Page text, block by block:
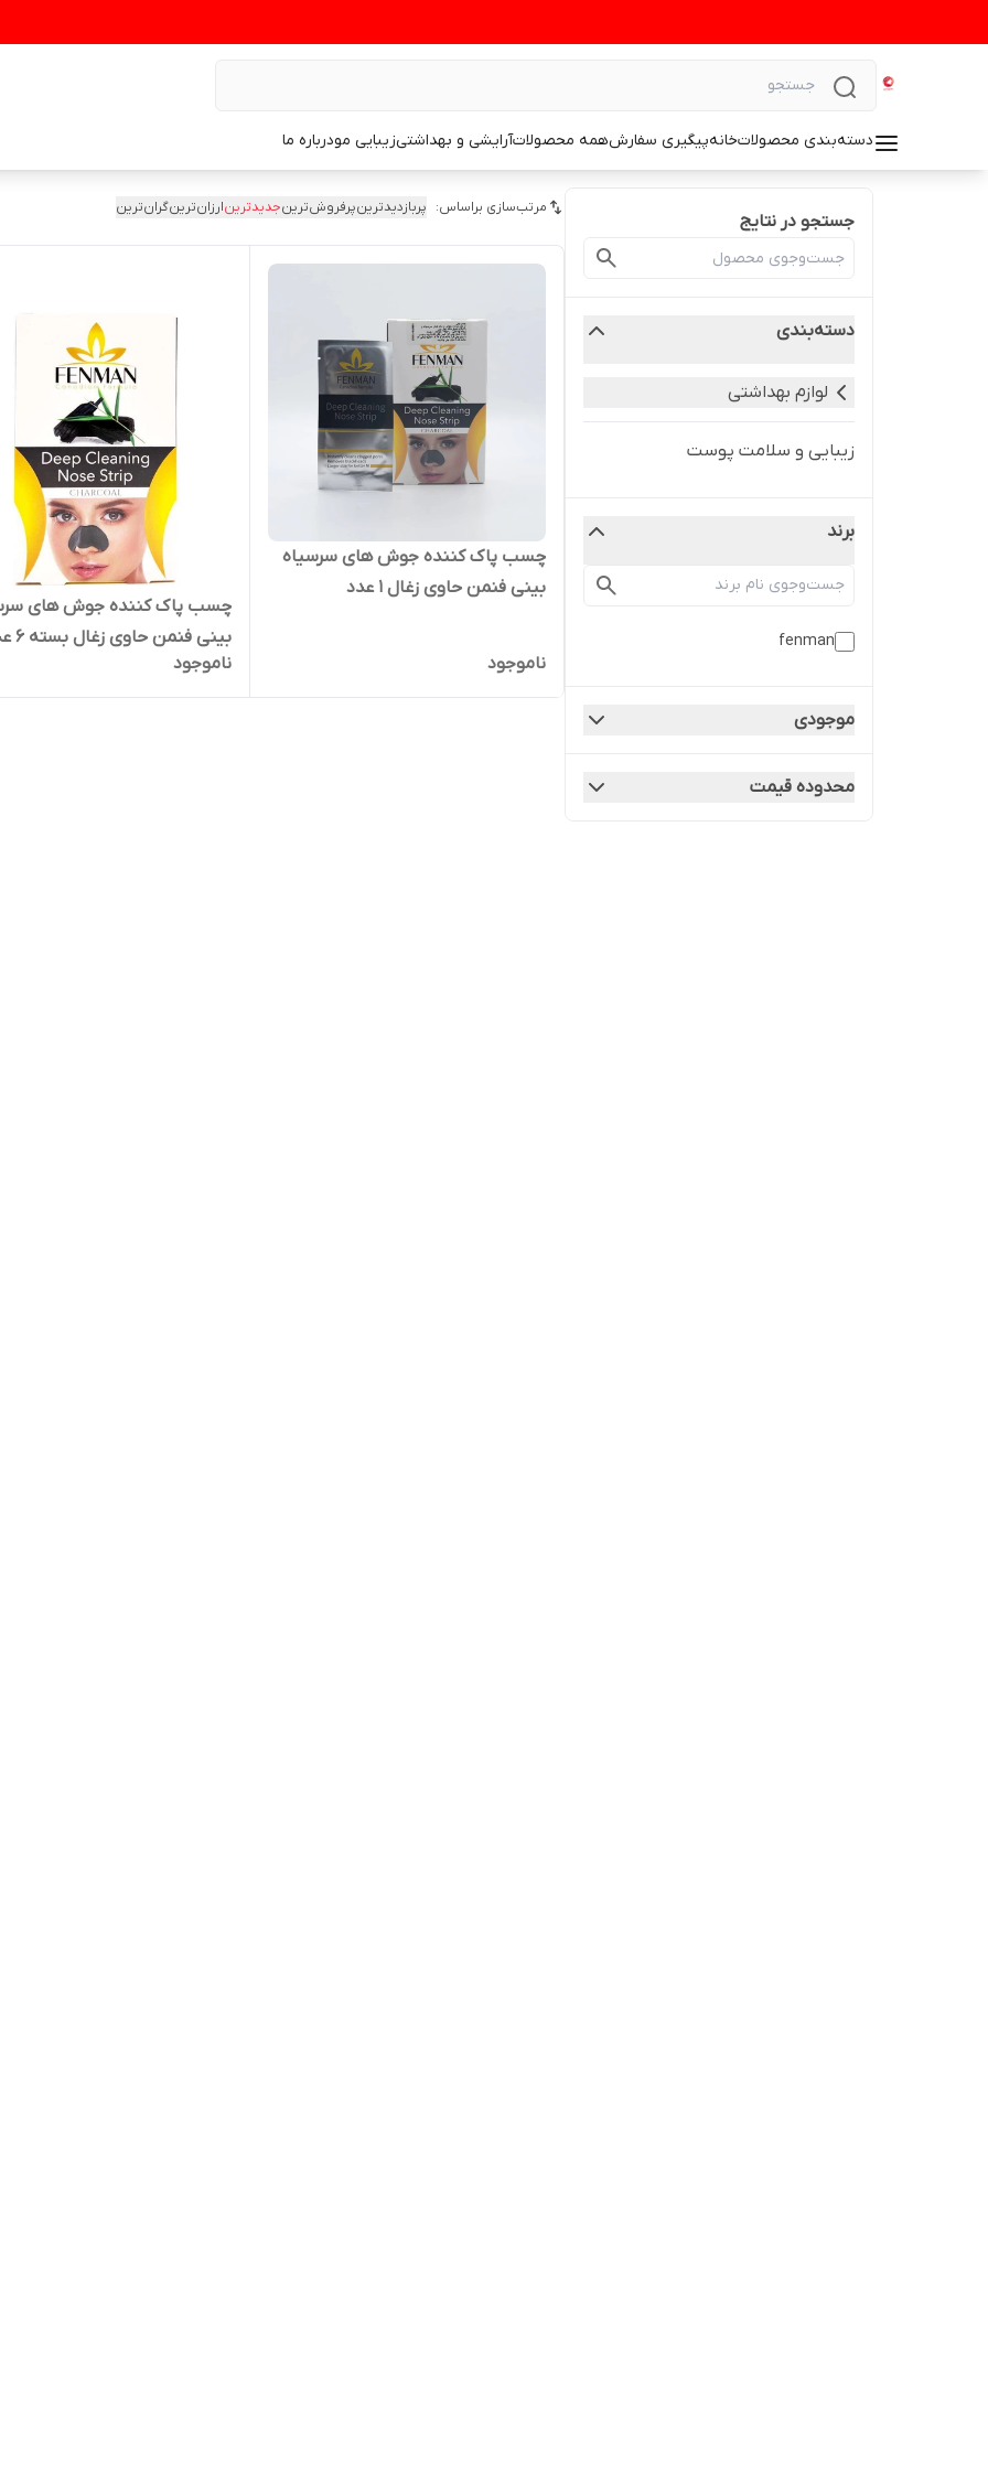
دسته‌بندی محصولاتخانهپیگیری سفارشهمه محصولاتآرایشی و بهداشتیزیبایی مودرباره ما
جستجو در نتایج
دسته‌بندی
لوازم بهداشتی
زیبایی و سلامت پوست
برند
fenman
موجودی
محدوده قیمت
مرتب‌سازی براساس: پربازدیدترینپرفروش‌ترینجدیدترینارزان‌ترینگران‌ترین
چسب‌ پاک کننده جوش های سرسیاه
بینی فنمن حاوی زغال 1 عدد
ناموجود
چسب‌ پاک کننده جوش های
بینی فنمن حاوی زغال بسته 6 عددی
ناموجود